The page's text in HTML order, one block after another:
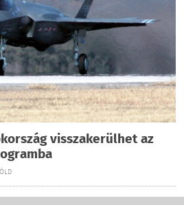
visszakerülhet az